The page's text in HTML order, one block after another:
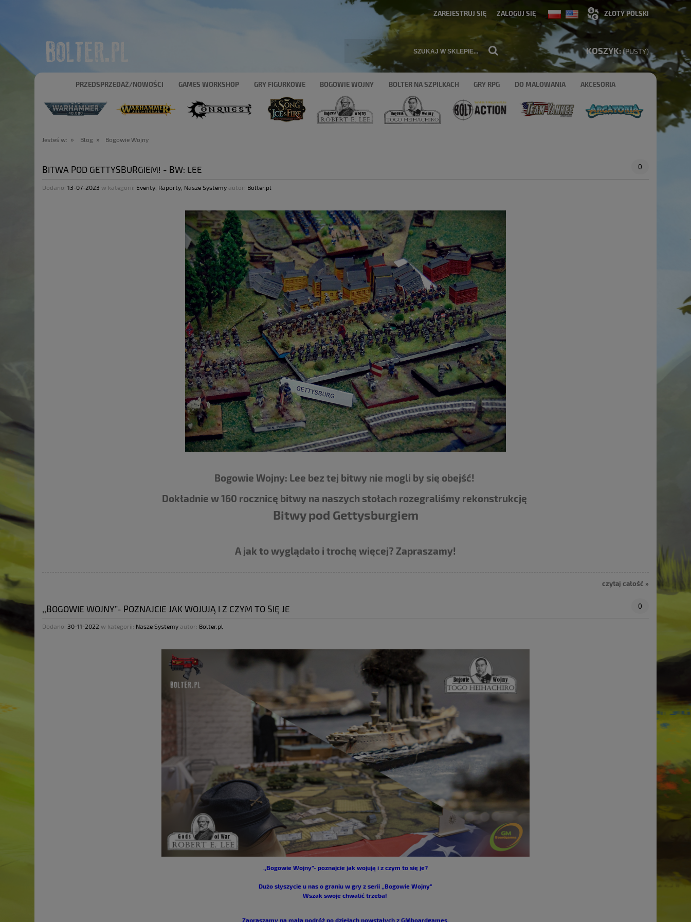
ZAREJESTRUJ SIĘ ZALOGUJ SIĘ
KOSZYK:(PUSTY)
PRZEDSPRZEDAŻ/NOWOŚCI GAMES WORKSHOP GRY FIGURKOWE BOGOWIE WOJNY BOLTER NA SZPILKACH GRY RPG DO MALOWANIA AKCESORIA
Jesteś w: » Blog » Bogowie Wojny
BITWA POD GETTYSBURGIEM! - BW: LEE 0
Dodano: 13-07-2023 w kategorii: Eventy Raporty Nasze Systemy autor: Bolter.pl
Bogowie Wojny: Lee bez tej bitwy nie mogli by się obejść!
Dokładnie w 160 rocznicę bitwy na naszych stołach rozegraliśmy rekonstrukcję
Bitwy pod Gettysburgiem
A jak to wyglądało i trochę więcej? Zapraszamy!
czytaj całość »
,,BOGOWIE WOJNY”- POZNAJCIE JAK WOJUJĄ I Z CZYM TO SIĘ JE 0
Dodano: 30-11-2022 w kategorii: Nasze Systemy autor: Bolter.pl
,,Bogowie Wojny”- poznajcie jak wojują i z czym to się je?
Dużo słyszycie u nas o graniu w gry z serii ,,Bogowie Wojny"
Wszak swoje chwalić trzeba!
Zapraszamy na małą podróż po dziełach powstałych z GMboardgames.